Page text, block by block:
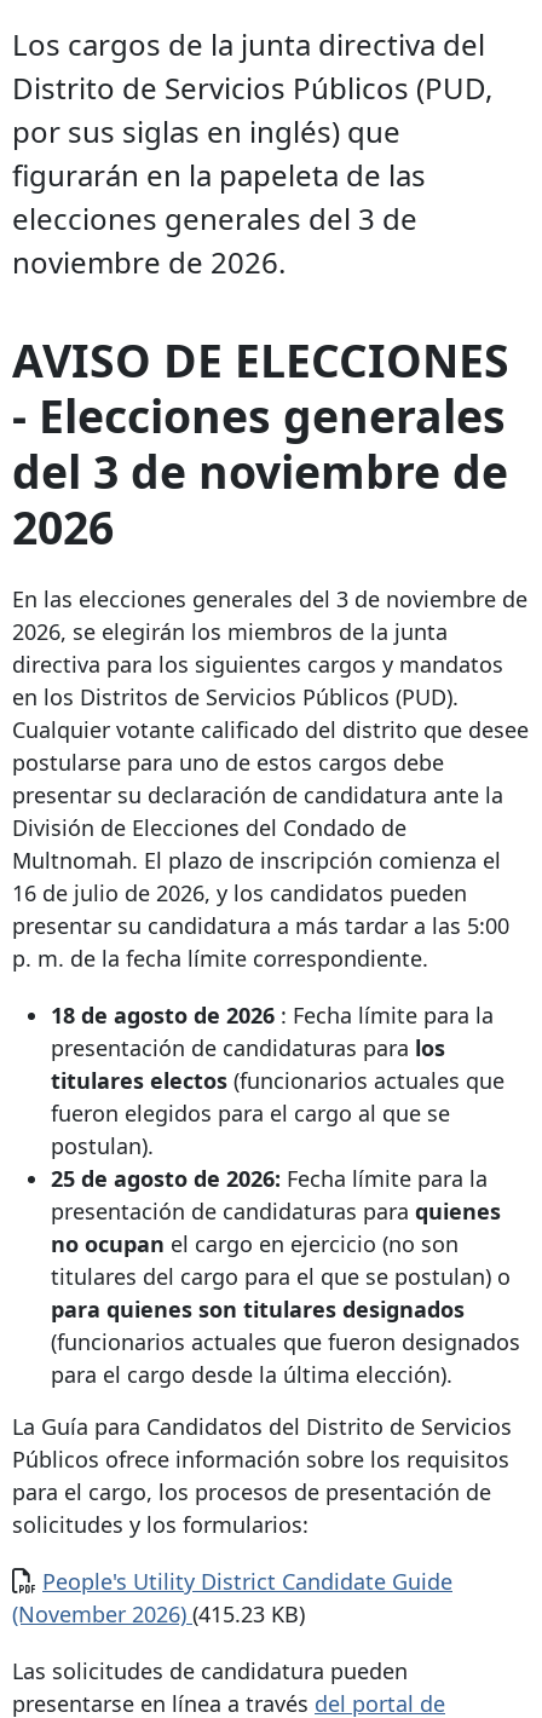
Los cargos de la junta directiva del
Distrito de Servicios Públicos (PUD,
por sus siglas en inglés) que
figurarán en la papeleta de las
elecciones generales del 3 de
noviembre de 2026.
AVISO DE ELECCIONES
- Elecciones generales
del 3 de noviembre de
2026
En las elecciones generales del 3 de noviembre de
2026, se elegirán los miembros de la junta
directiva para los siguientes cargos y mandatos
en los Distritos de Servicios Públicos (PUD).
Cualquier votante calificado del distrito que desee
postularse para uno de estos cargos debe
presentar su declaración de candidatura ante la
División de Elecciones del Condado de
Multnomah. El plazo de inscripción comienza el
16 de julio de 2026, y los candidatos pueden
presentar su candidatura a más tardar a las 5:00
p. m. de la fecha límite correspondiente.
18 de agosto de 2026 : Fecha límite para la
presentación de candidaturas para los
titulares electos (funcionarios actuales que
fueron elegidos para el cargo al que se
postulan).
25 de agosto de 2026: Fecha límite para la
presentación de candidaturas para quienes
no ocupan el cargo en ejercicio (no son
titulares del cargo para el que se postulan) o
para quienes son titulares designados
(funcionarios actuales que fueron designados
para el cargo desde la última elección).
La Guía para Candidatos del Distrito de Servicios
Públicos ofrece información sobre los requisitos
para el cargo, los procesos de presentación de
solicitudes y los formularios:
Documento
People's Utility District Candidate Guide
(November 2026) (415.23 KB)
Las solicitudes de candidatura pueden
presentarse en línea a través del portal de